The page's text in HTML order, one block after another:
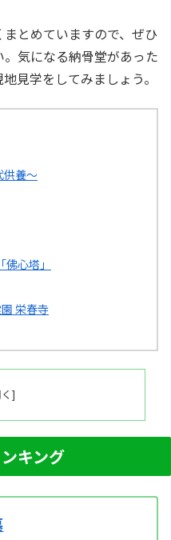
とめていますので、ぜひ
気になる納骨堂があった
見学をしてみましょう。
供養～
心塔」
栄春寺
キング